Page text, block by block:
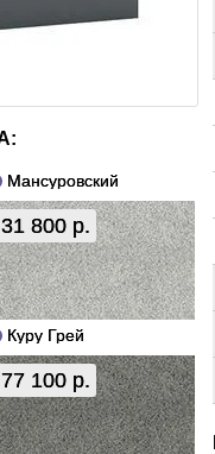
Мансуровский
31 800 р.
Куру Грей
77 100 р.